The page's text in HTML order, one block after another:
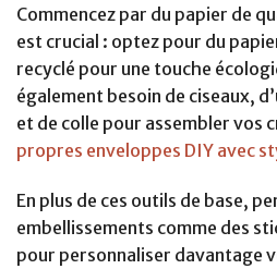
Commencez par du papier de
est crucial : optez pour du
recyclé pour une touche
également besoin de ciseaux,
et de colle pour assembler vos
propres enveloppes DIY avec
En plus de ces outils de base,
embellissements comme des
pour personnaliser davantage